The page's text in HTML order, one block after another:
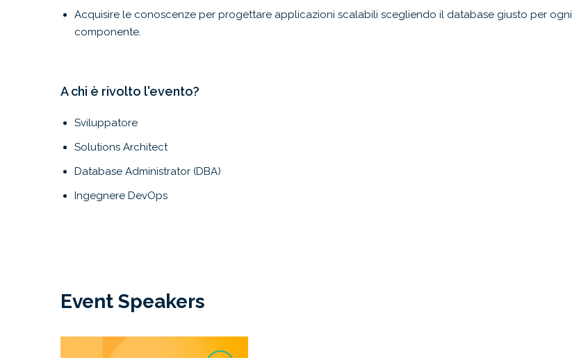
Acquisire le conoscenze per progettare applicazioni scalabili scegliendo il database giusto per ogni
componente.
A chi è rivolto l'evento?
Sviluppatore
Solutions Architect
Database Administrator (DBA)
Ingegnere DevOps
Event Speakers